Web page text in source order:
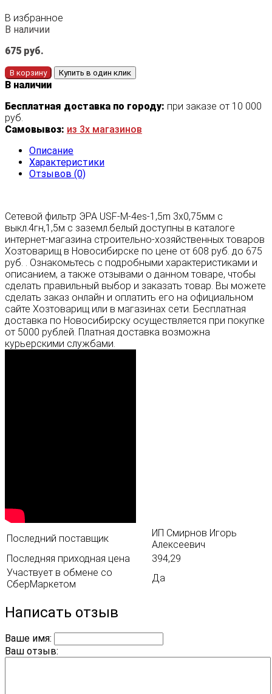
В избранное
В наличии
675 руб.
В корзину Купить в один клик
В наличии
Бесплатная доставка по городу: при заказе от 10 000
руб.
Самовывоз: из 3х магазинов
Описание
Характеристики
Отзывов (0)
Сетевой фильтр ЭРА USF-М-4es-1,5m 3х0,75мм с
выкл.4гн,1,5м с заземл.белый доступны в каталоге
интернет-магазина строительно-хозяйственных товаров
Хозтоварищ в Новосибирске по цене от 608 руб. до 675
руб. . Ознакомьтесь с подробными характеристиками и
описанием, а также отзывами о данном товаре, чтобы
сделать правильный выбор и заказать товар. Вы можете
сделать заказ онлайн и оплатить его на официальном
сайте Хозтоварищ или в магазинах сети. Бесплатная
доставка по Новосибирску осуществляется при покупке
от 5000 рублей. Платная доставка возможна
курьерскими службами.
Последний поставщик
ИП Смирнов Игорь
Алексеевич
Последняя приходная цена
394,29
Участвует в обмене со
СберМаркетом
Да
Написать отзыв
Ваше имя:
Ваш отзыв: